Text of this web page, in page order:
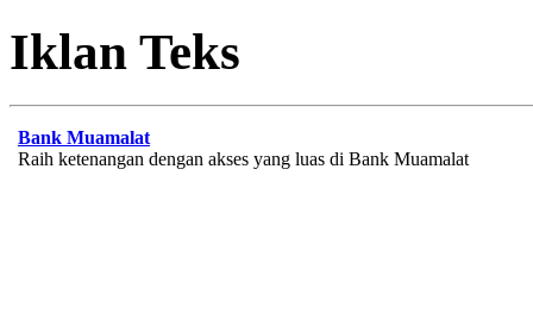
Iklan Teks
Bank Muamalat
Raih ketenangan dengan akses yang luas di Bank Muamalat